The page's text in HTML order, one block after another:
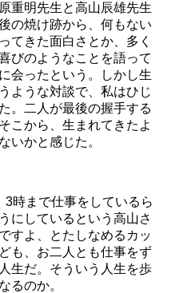
重明先生と高山辰雄先生
の焼け跡から、何もない
てきた面白さとか、多く
びのようなことを語って
会ったという。しかし生
ような対談で、私はひじ
。二人が最後の握手する
こから、生まれてきたよ
いかと感じた。
3時まで仕事をしているら
にしているという高山さ
すよ、とたしなめるカッ
も、お二人とも仕事をず
生だ。そういう人生を歩
るのか。